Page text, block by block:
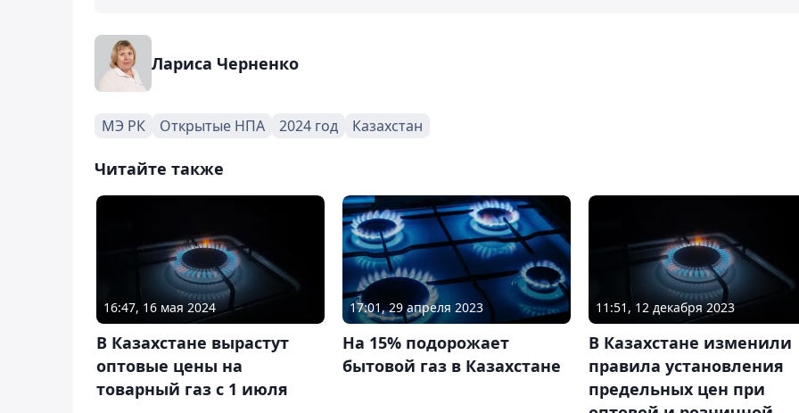
Лариса Черненко
МЭ РК Открытые НПА 2024 год Казахстан
Читайте также
16:47, 16 мая 2024
В Казахстане вырастут
оптовые цены на
товарный газ с 1 июля
17:01, 29 апреля 2023
На 15% подорожает
бытовой газ в Казахстане
11:51, 12 декабря 2023
В Казахстане изменили
правила установления
предельных цен при